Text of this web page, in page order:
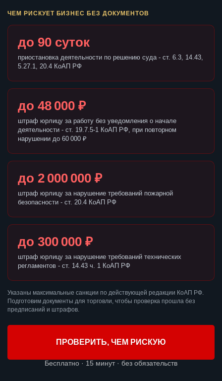
ЧЕМ РИСКУЕТ БИЗНЕС БЕЗ ДОКУМЕНТОВ
до 90 суток
приостановка деятельности по решению суда - ст. 6.3, 14.43,
5.27.1, 20.4 КоАП РФ
до 48 000 ₽
штраф юрлицу за работу без уведомления о начале
деятельности - ст. 19.7.5-1 КоАП РФ, при повторном
нарушении до 60 000 ₽
до 2 000 000 ₽
штраф юрлицу за нарушение требований пожарной
безопасности - ст. 20.4 КоАП РФ
до 300 000 ₽
штраф юрлицу за нарушение требований технических
регламентов - ст. 14.43 ч. 1 КоАП РФ
Указаны максимальные санкции по действующей редакции КоАП РФ.
Подготовим документы для торговли, чтобы проверка прошла без
предписаний и штрафов.
ПРОВЕРИТЬ, ЧЕМ РИСКУЮ
Бесплатно · 15 минут · без обязательств